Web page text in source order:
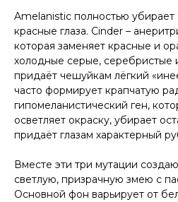
Amelanistic полностью
красные глаза. Cinder –
которая заменяет красные и
холодные серые, серебристые
придаёт чешуйкам лёгкий
часто формирует крапчатую
гипомеланистический ген,
осветляет окраску, убирает
придаёт глазам характерный
Вместе эти три мутации
светлую, призрачную змею с
Основной фон варьирует от